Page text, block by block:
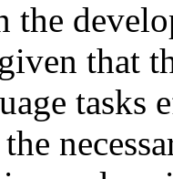
the
that
tasks